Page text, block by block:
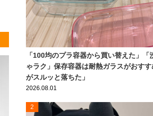
「100均のプラ容器から買い替えた」「
ゃラク」保存容器は耐熱ガラスがおす
がスルッと落ちた」
2026.08.01
2